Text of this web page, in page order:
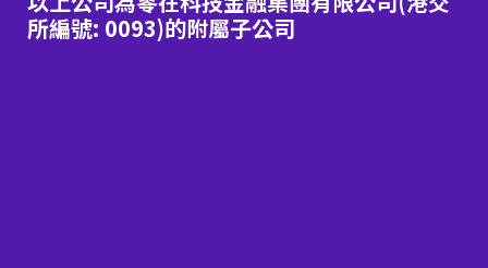
所編號: 0093)的附屬子公司